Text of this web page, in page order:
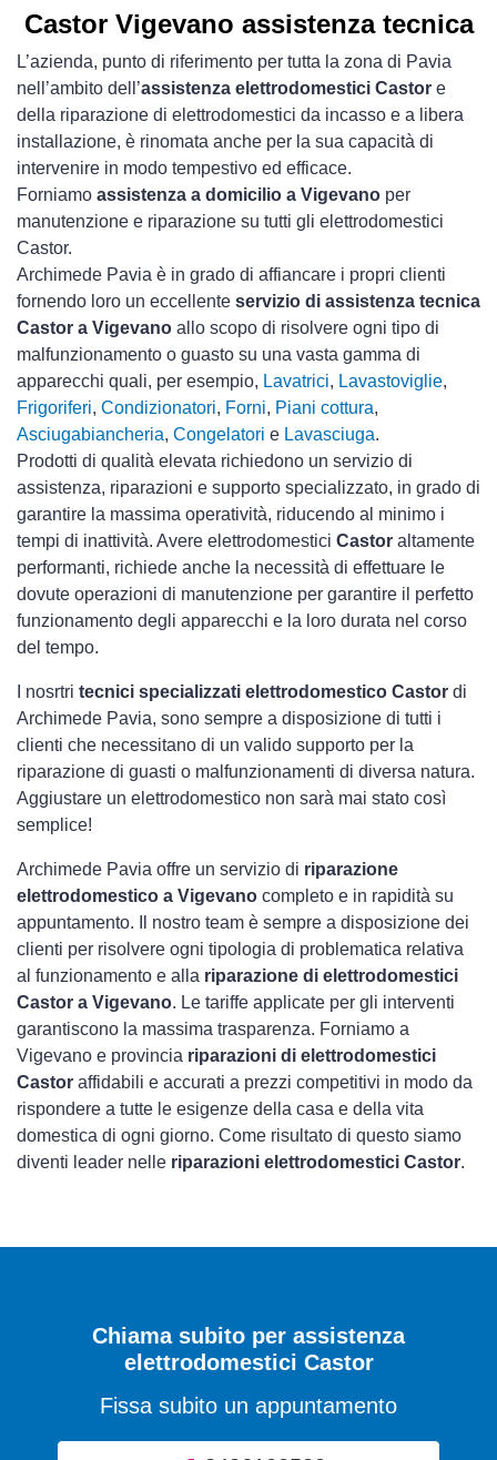
Castor Vigevano assistenza tecnica
L’azienda, punto di riferimento per tutta la zona di Pavia
nell’ambito dell’assistenza elettrodomestici Castor e
della riparazione di elettrodomestici da incasso e a libera
installazione, è rinomata anche per la sua capacità di
intervenire in modo tempestivo ed efficace.
Forniamo assistenza a domicilio a Vigevano per
manutenzione e riparazione su tutti gli elettrodomestici
Castor.
Archimede Pavia è in grado di affiancare i propri clienti
fornendo loro un eccellente servizio di assistenza tecnica
Castor a Vigevano allo scopo di risolvere ogni tipo di
malfunzionamento o guasto su una vasta gamma di
apparecchi quali, per esempio, Lavatrici, Lavastoviglie,
Frigoriferi, Condizionatori, Forni, Piani cottura,
Asciugabiancheria, Congelatori e Lavasciuga.
Prodotti di qualità elevata richiedono un servizio di
assistenza, riparazioni e supporto specializzato, in grado di
garantire la massima operatività, riducendo al minimo i
tempi di inattività. Avere elettrodomestici Castor altamente
performanti, richiede anche la necessità di effettuare le
dovute operazioni di manutenzione per garantire il perfetto
funzionamento degli apparecchi e la loro durata nel corso
del tempo.
I nosrtri tecnici specializzati elettrodomestico Castor di
Archimede Pavia, sono sempre a disposizione di tutti i
clienti che necessitano di un valido supporto per la
riparazione di guasti o malfunzionamenti di diversa natura.
Aggiustare un elettrodomestico non sarà mai stato così
semplice!
Archimede Pavia offre un servizio di riparazione
elettrodomestico a Vigevano completo e in rapidità su
appuntamento. Il nostro team è sempre a disposizione dei
clienti per risolvere ogni tipologia di problematica relativa
al funzionamento e alla riparazione di elettrodomestici
Castor a Vigevano. Le tariffe applicate per gli interventi
garantiscono la massima trasparenza. Forniamo a
Vigevano e provincia riparazioni di elettrodomestici
Castor affidabili e accurati a prezzi competitivi in modo da
rispondere a tutte le esigenze della casa e della vita
domestica di ogni giorno. Come risultato di questo siamo
diventi leader nelle riparazioni elettrodomestici Castor.
Chiama subito per assistenza
elettrodomestici Castor
Fissa subito un appuntamento